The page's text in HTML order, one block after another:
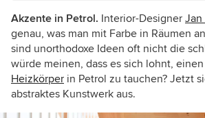
Akzente in Petrol. Interior-Designer Jan
genau, was man mit Farbe in Räumen
sind unorthodoxe Ideen oft nicht die
würde meinen, dass es sich lohnt,
Heizkörper in Petrol zu tauchen? Jetzt
abstraktes Kunstwerk aus.